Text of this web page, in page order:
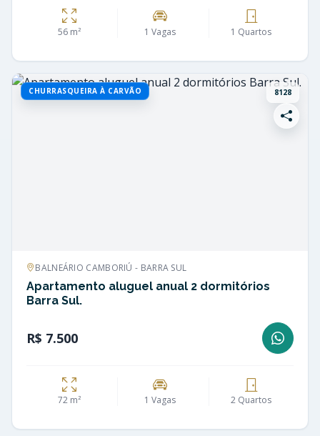
56 m² 1 Vagas 1 Quartos
CHURRASQUEIRA À CARVÃO 8128
BALNEÁRIO CAMBORIÚ - BARRA SUL
Apartamento aluguel anual 2 dormitórios
Barra Sul.
R$ 7.500
72 m² 1 Vagas 2 Quartos